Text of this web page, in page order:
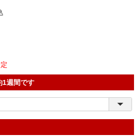
1週間です